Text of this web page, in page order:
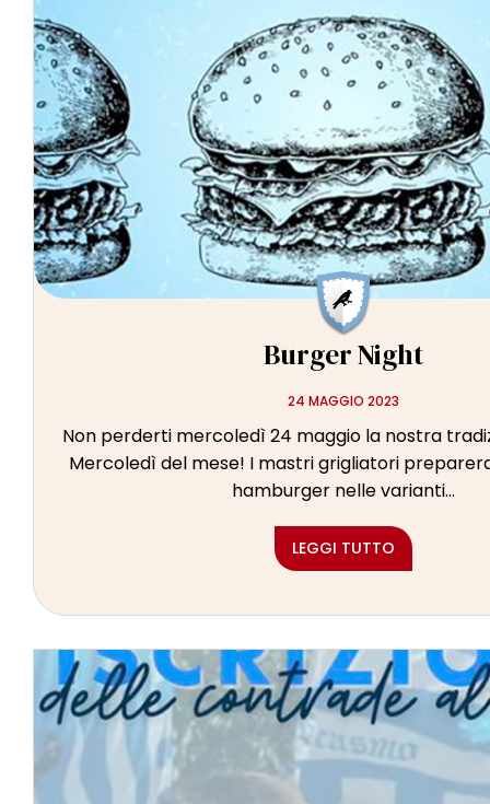
Burger Night
24 MAGGIO 2023
Non perderti mercoledì 24 maggio la nostra
Mercoledì del mese! I mastri grigliatori
hamburger nelle varianti...
LEGGI TUTTO